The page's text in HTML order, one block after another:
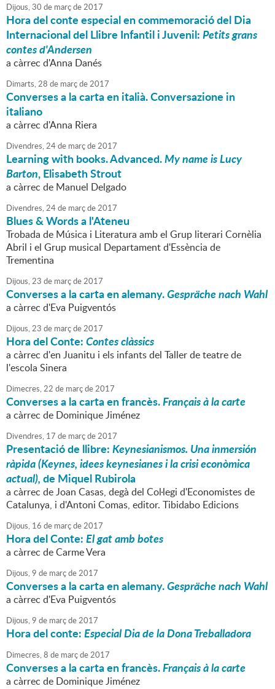
Dijous,30 de marçde2017
Hora del conte especial en commemoració del Dia
Internacional del Llibre Infantil i Juvenil:Petits grans
contes d'Andersen
a càrrec d'Anna Danés
Dimarts,28 de marçde2017
Converses a la carta en italià. Conversazione in
italiano
a càrrec d'Anna Riera
Divendres,24de marçde2017
Learning with books. Advanced.My name is Lucy
Barton, Elisabeth Strout
a càrrec de Manuel Delgado
Divendres,24de marçde2017
Blues & Words a l'Ateneu
Trobada de Música i Literatura amb el Grup literari Cornèlia
Abril i el Grup musical Departament d'Essència de
Trementina
Dijous,23 de marçde2017
Converses a la carta en alemany.Gespräche nach Wahl
a càrrec d'Eva Puigventós
Dijous,23 de marçde2017
Hora del Conte:Contes clàssics
a càrrec d'en Juanitu i els infants del Taller de teatre de
l'escola Sinera
Dimecres,22 de marçde2017
Converses a la carta en francès.Français à la carte
a càrrec de Dominique Jiménez
Divendres, 17 de marçde2017
Presentació de llibre:Keynesianismos. Una inmersión
ràpida (Keynes, idees keynesianes i la crisi econòmica
actual),de Miquel Rubirola
a càrrec de Joan Casas, degà del Col·legi d'Economistes de
Catalunya, i d'Antoni Comas, editor. Tibidabo Edicions
Dijous, 16 de marçde2017
Hora del Conte:El gat amb botes
a càrrec de Carme Vera
Dijous,9 de marçde2017
Converses a la carta en alemany.Gespräche nach Wahl
a càrrec d'Eva Puigventós
Dijous,9 de marçde2017
Hora del conte:Especial Dia de la Dona Treballadora
Dimecres,8 de marçde2017
Converses a la carta en francès.Français à la carte
a càrrec de Dominique Jiménez